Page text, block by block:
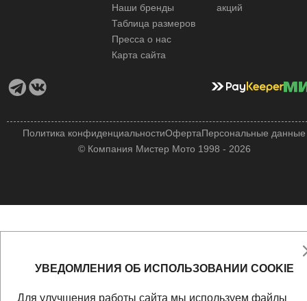
Наши бренды
Таблица размеров
Пресса о нас
Карта сайта
акций
© Компания Мистер Мото 1998 - 2026
Политика конфиденциальностиОфертаПерсональные данные
УВЕДОМЛЕНИЯ ОБ ИСПОЛЬЗОВАНИИ COOKIE
Для улучшения работы сайта мы используем файлы